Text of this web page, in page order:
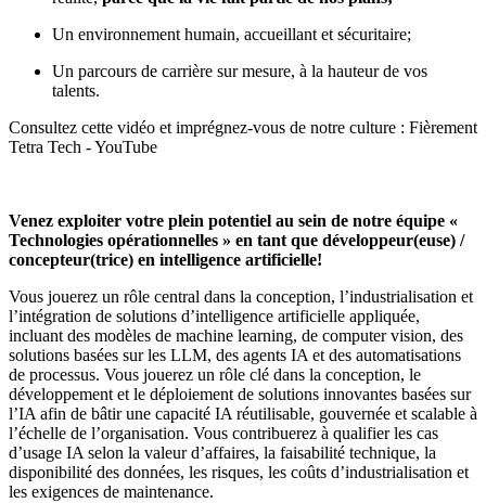
Un environnement humain, accueillant et sécuritaire;
Un parcours de carrière sur mesure, à la hauteur de vos
talents.
Consultez cette vidéo et imprégnez-vous de notre culture : Fièrement
Tetra Tech - YouTube
Venez exploiter votre plein potentiel au sein de notre équipe «
Technologies opérationnelles » en tant que développeur(euse) /
concepteur(trice) en intelligence artificielle!
Vous jouerez un rôle central dans la conception, l’industrialisation et
l’intégration de solutions d’intelligence artificielle appliquée,
incluant des modèles de machine learning, de computer vision, des
solutions basées sur les LLM, des agents IA et des automatisations
de processus. Vous jouerez un rôle clé dans la conception, le
développement et le déploiement de solutions innovantes basées sur
l’IA afin de bâtir une capacité IA réutilisable, gouvernée et scalable à
l’échelle de l’organisation. Vous contribuerez à qualifier les cas
d’usage IA selon la valeur d’affaires, la faisabilité technique, la
disponibilité des données, les risques, les coûts d’industrialisation et
les exigences de maintenance.